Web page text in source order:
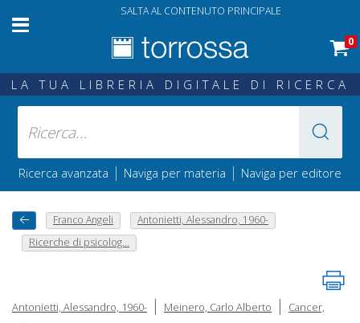
SALTA AL CONTENUTO PRINCIPALE
0
LA TUA LIBRERIA DIGITALE DI RICERCA
Ricerca avanzata | Naviga per materia | Naviga per editore
Franco Angeli
Antonietti, Alessandro, 1960-
Ricerche di psicolog...
Antonietti, Alessandro, 1960- | Meinero, Carlo Alberto |
Cancer,